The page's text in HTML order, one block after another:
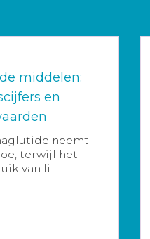
middelen:
en
neemt
terwijl het
van li...